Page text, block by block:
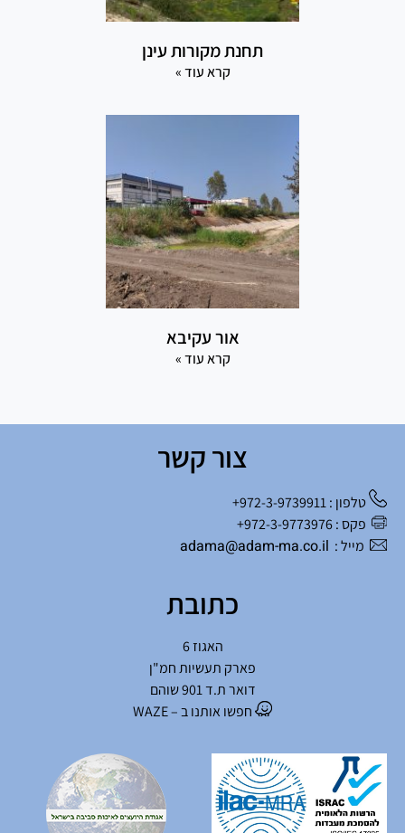
תחנת מקורות עינן
קרא עוד »
אור עקיבא
קרא עוד »
צור קשר
טלפון : 972-3-9739911+
פקס : 972-3-9773976+
מייל : adama@adam-ma.co.il
כתובת
האגוז 6
פארק תעשיות חמ"ן
דואר ת.ד 901 שוהם
חפשו אותנו ב – WAZE